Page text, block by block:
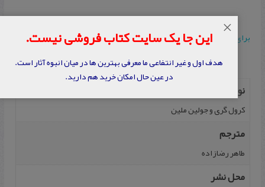
برای خرید اینجا را کلیک کنید
نویسنده
کرول گری و جولین ملین
مترجم
طاهر رضازاده
محل نشر
این جا یک سایت کتاب فروشی نیست.
هدف اول و غیر انتفاعی ما معرفی بهترین ها در میان انبوه آثار است.
در عین حال امکان خرید هم دارید.
×